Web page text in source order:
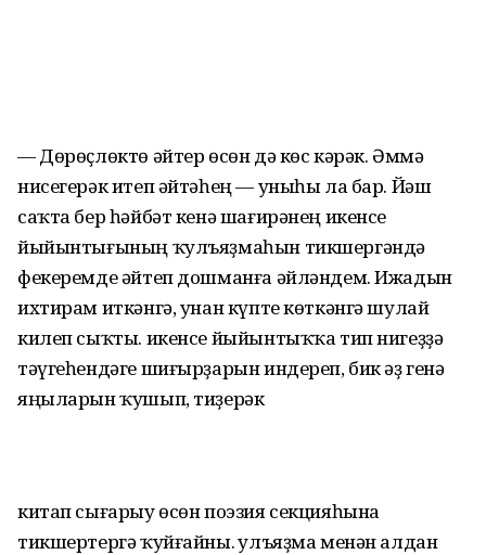
— Дөрөҫлөктө әйтер өсөн дә көс кәрәк. Әммә
нисегерәк итеп әйтәһең — уныһы ла бар. Йәш
саҡта бер һәйбәт кенә шағирәнең икенсе
йыйынтығының ҡулъяҙмаһын тикшергәндә
фекеремде әйтеп дошманға әйләндем. Ижадын
ихтирам иткәнгә, унан күпте көткәнгә шулай
килеп сыҡты. икенсе йыйынтыҡҡа тип нигеҙҙә
тәүгеһендәге шиғырҙарын индереп, бик әҙ генә
яңыларын ҡушып, тиҙерәк
китап сығарыу өсөн поэзия секцияһына
тикшертергә ҡуйғайны. Ҡулъяҙма менән алдан